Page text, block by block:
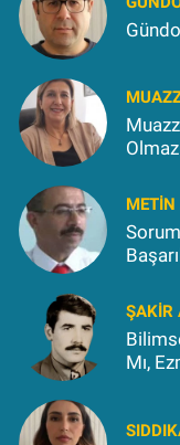
Olmaz
METIN
ŞAKIR
Mı,